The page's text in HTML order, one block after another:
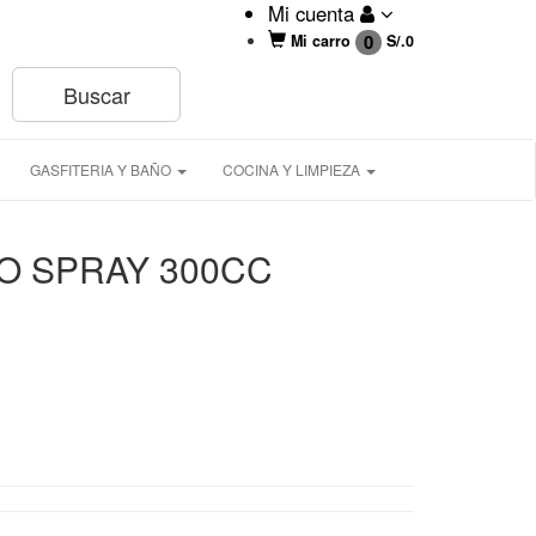
Mi cuenta
Mi carro 0 S/.0
GASFITERIA Y BAÑO COCINA Y LIMPIEZA
SPRAY 300CC